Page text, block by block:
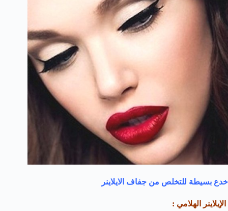
خدع بسيطة للتخلص من جفاف الايلاينر
الإيلاينر الهلامي :